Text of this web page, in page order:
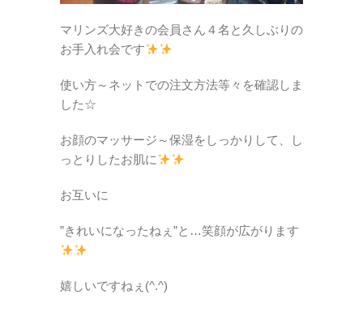
マリンズ大好きの会員さん４名と 久しぶりの
お手入れ会です
使い方～ネットでの注文方法等々を確認しま
した☆
お顔のマッサージ～保湿を しっかりして、
し
っとりしたお肌に
お互いに
”きれいになったねぇ”と…笑顔が広がります
嬉しいですねぇ(^.^)